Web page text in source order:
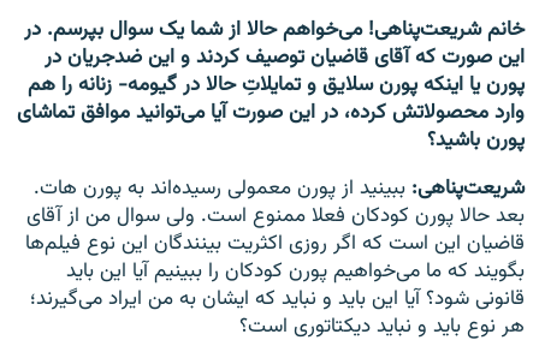
خانم شریعت‌پناهی! می‌خواهم حالا از شما یک سوال بپرسم. در
این صورت که آقای قاضیان توصیف کردند و این ضدجریان در
پورن یا اینکه پورن سلایق و تمایلاتِ حالا در گیومه- زنانه را هم
وارد محصولاتش کرده، در این صورت آیا می‌توانید موافق تماشای
پورن باشید؟
شریعت‌پناهی: ببینید از پورن معمولی رسید‌ه‌اند به پورن هات.
بعد حالا پورن کودکان فعلا ممنوع است. ولی سوال من از آقای
قاضیان این است که اگر روزی اکثریت بینندگان این نوع فیلم‌ها
بگویند که ما می‌خواهیم پورن کودکان را ببینیم آیا این باید
قانونی شود؟ آیا این باید و نباید که ایشان به من ایراد می‌گیرند؛
هر نوع باید و نباید دیکتاتوری است؟